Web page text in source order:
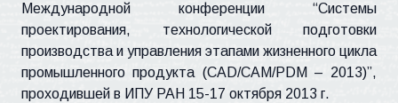
Международной конференции “Системы
проектирования, технологической подготовки
производства и управления этапами жизненного цикла
промышленного продукта (CAD/CAM/PDM – 2013)”,
проходившей в ИПУ РАН 15-17 октября 2013 г.